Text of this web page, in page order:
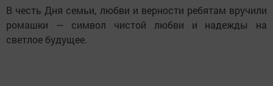
В честь Дня семьи, любви и верности ребятам вручили
ромашки — символ чистой любви и надежды на
светлое будущее.